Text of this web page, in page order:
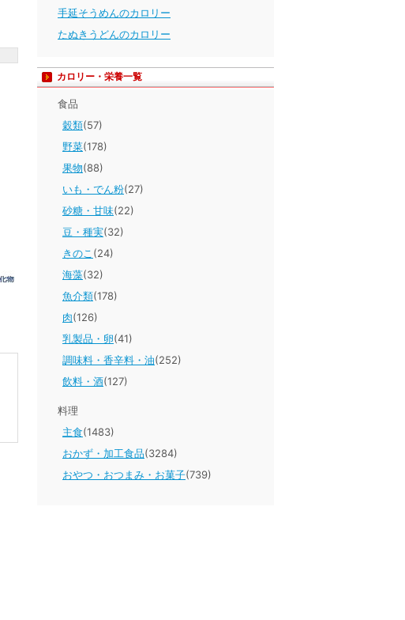
手延そうめんのカロリー
たぬきうどんのカロリー
カロリー・栄養一覧
食品
穀類(57)
野菜(178)
果物(88)
いも・でん粉(27)
砂糖・甘味(22)
豆・種実(32)
きのこ (24)
海藻(32)
魚介類(178)
肉(126)
乳製品・卵(41)
調味料・香辛料・油(252)
飲料・酒(127)
料理
主食(1483)
おかず・加工食品(3284)
おやつ・おつまみ・お菓子(739)